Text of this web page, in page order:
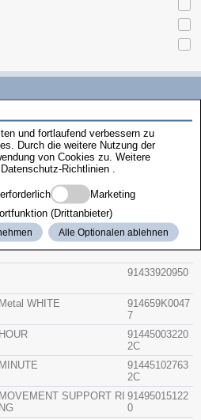
Artikel-Nr.
4
A
9142506A562
91433920950
Metal WHITE
914659K0047
7
HOUR
91445003220
2C
MINUTE
91445102763
2C
MOVEMENT SUPPORT RI
NG
91495015122
0
und fortlaufend verbessern zu
Durch die weitere Nutzung der
von Cookies zu. Weitere
Datenschutz-Richtlinien
Marketing
(Drittanbieter)
Alle Optionalen ablehnen